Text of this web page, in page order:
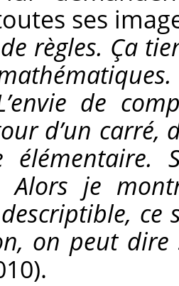
ses
règles. Ça
de
d’un carré,
Alors je
ce
on peut dire